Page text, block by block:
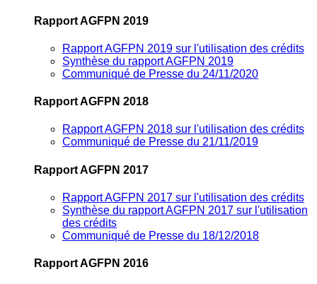
Rapport AGFPN 2019
Rapport AGFPN 2019 sur l'utilisation des crédits
Synthèse du rapport AGFPN 2019
Communiqué de Presse du 24/11/2020
Rapport AGFPN 2018
Rapport AGFPN 2018 sur l'utilisation des crédits
Communiqué de Presse du 21/11/2019
Rapport AGFPN 2017
Rapport AGFPN 2017 sur l'utilisation des crédits
Synthèse du rapport AGFPN 2017 sur l'utilisation
des crédits
Communiqué de Presse du 18/12/2018
Rapport AGFPN 2016